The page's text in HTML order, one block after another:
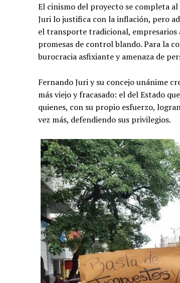
El cinismo del proyecto se completa
Juri lo justifica con la inflación, pero
el transporte tradicional, empresarios
promesas de control blando. Para la
burocracia asfixiante y amenaza de
Fernando Juri y su concejo unánime
más viejo y fracasado: el del Estado
quienes, con su propio esfuerzo,
vez más, defendiendo sus privilegios.